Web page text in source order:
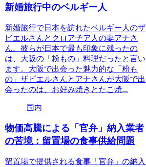
新婚旅行中のベルギー人
新婚旅行で日本を訪れたベルギー人のザ
ビエルさんとクロアチア人の妻アナさ
ん。彼らが日本で最も印象に残ったの
は、大阪の「粉もの」料理だったと言い
ます。大阪で出会った魅力的な「粉も
の」ザビエルさんとアナさんが大阪で出
会ったのは、お好み焼きとたこ焼...
国内
物価高騰による「官弁」納入業者
の苦境：留置場の食事供給問題
留置場で提供される食事「官弁」の納入